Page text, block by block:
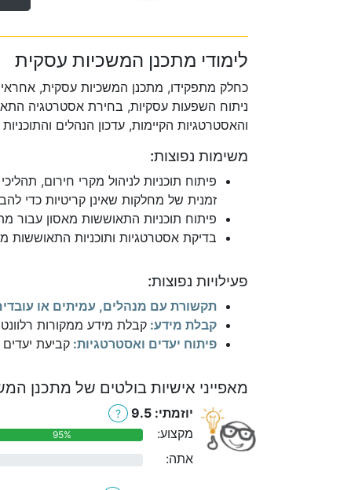
לימודי מתכנן המשכיות עסקית
כחלק מתפקידו, מתכנן המשכיות עסקית, אחראי
ניתוח השפעות עסקיות, בחירת אסטרטגיה
והאסטרטגיות הקיימות, עדכון הנהלים
משימות נפוצות:
פיתוח תוכניות לניהול מקרי חירום,
זמנית של מחלקות שאינן קריטיות כדי
פיתוח תוכניות התאוששות מאסון עבור
בדיקת אסטרטגיות ותוכניות התאוששות
פעילויות נפוצות:
תקשורת עם מנהלים, עמיתים או
קבלת מידע: קבלת מידע ממקורות
פיתוח יעדים ואסטרטגיות: קביעת
מאפייני אישיות בולטים של מתכנן
יוזמתי: 9.5 ?
מקצוע: 95%
אתה: